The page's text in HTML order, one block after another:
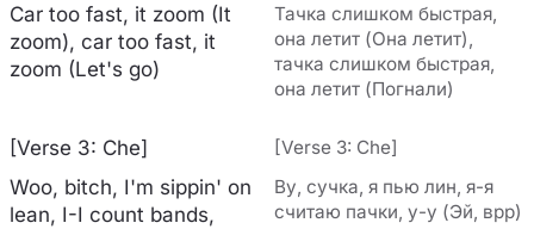
Car too fast, it zoom (It
zoom), car too fast, it
zoom (Let's go)
Тачка слишком быстрая,
она летит (Она летит),
тачка слишком быстрая,
она летит (Погнали)
[Verse 3: Che] [Verse 3: Che]
Woo, bitch, I'm sippin' on
lean, I-I count bands,
Ву, сучка, я пью лин, я-я
считаю пачки, у-у (Эй, врр)